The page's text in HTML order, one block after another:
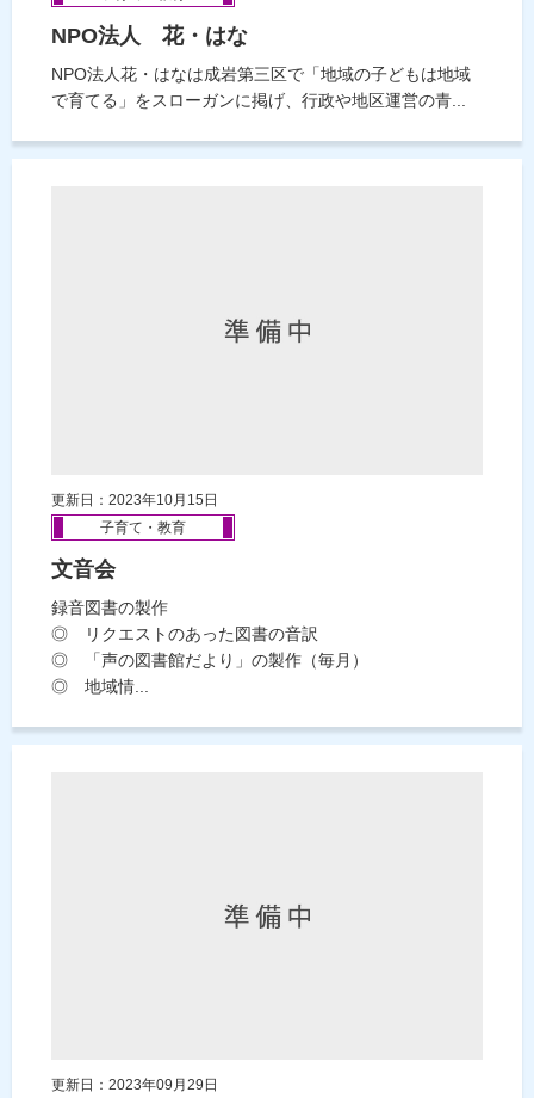
NPO法人 花・はな
NPO法人花・はなは成岩第三区で「地域の子どもは地域
で育てる」をスローガンに掲げ、行政や地区運営の青...
更新日：2023年10月15日
子育て・教育
文音会
録音図書の製作
◎ リクエストのあった図書の音訳
◎ 「声の図書館だより」の製作（毎月）
◎ 地域情...
更新日：2023年09月29日